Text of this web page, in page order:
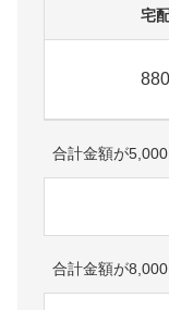
宅
合計金額が
合計金額が